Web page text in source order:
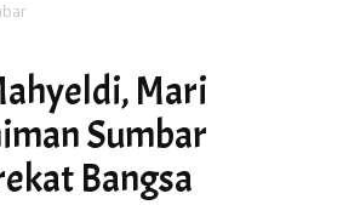
Mari
Sumbar
Bangsa